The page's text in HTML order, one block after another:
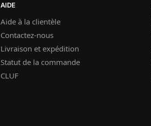
AIDE
Aide à la clientèle
Contactez-nous
Livraison et expédition
Statut de la commande
CLUF